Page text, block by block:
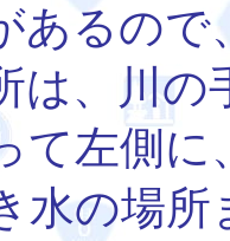
あるの
、川の
て左側
の場所